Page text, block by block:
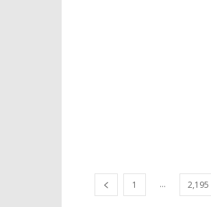
1 ... 2,195